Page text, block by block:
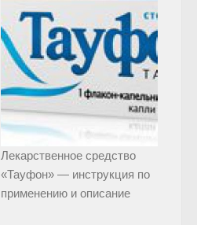
Лекарственное средство
«Тауфон» — инструкция по
применению и описание